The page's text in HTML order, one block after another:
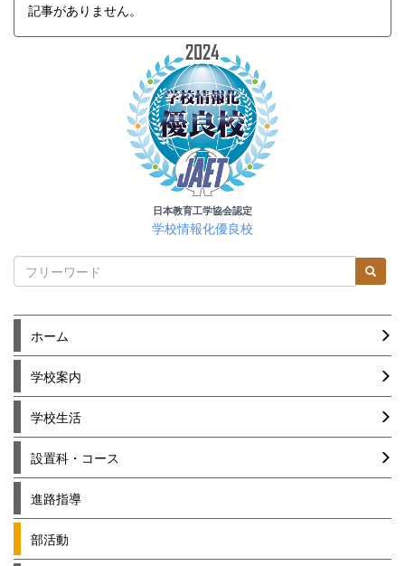
記事がありません。
日本教育工学協会認定
学校情報化優良校
ホーム
学校案内
学校生活
設置科・コース
進路指導
部活動